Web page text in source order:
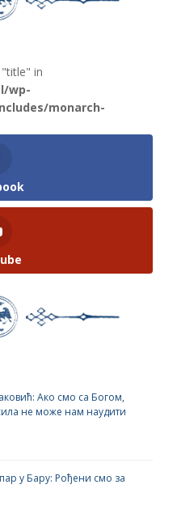
"title" in
wp-
monarch-
Ако смо са Богом,
не може нам наудити
у Бару: Рођени смо за